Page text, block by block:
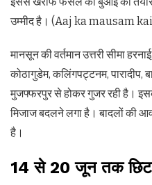
उम्मीद है। (Aaj ka mausam
मानसून की वर्तमान उत्तरी सीमा
कोठागुडेम, कलिंगपट्टनम, पारादीप,
मुजफ्फरपुर से होकर गुजर रही है।
मिजाज बदलने लगा है। बादलों की
है।
14 से 20 जून तक